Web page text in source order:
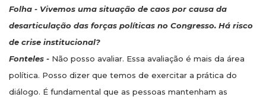
Folha - Vivemos uma situação de caos por causa da
desarticulação das forças políticas no Congresso. Há risco
de crise institucional?
Fonteles - Não posso avaliar. Essa avaliação é mais da área
política. Posso dizer que temos de exercitar a prática do
diálogo. É fundamental que as pessoas mantenham as